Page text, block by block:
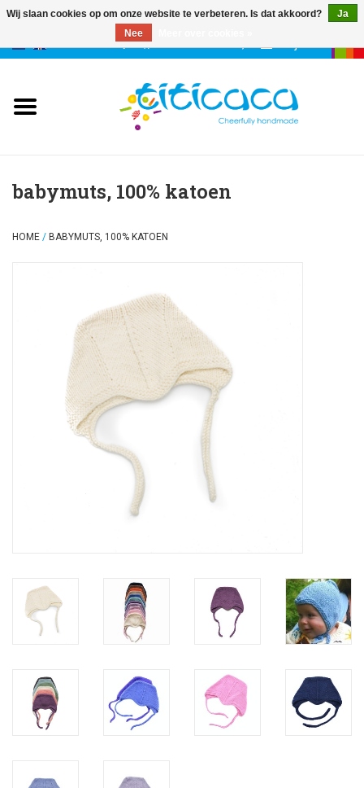
accessoires
babymuts, 100% katoen
HOME / BABYMUTS, 100% KATOEN
Wij slaan cookies op om onze website te verbeteren. Is dat akkoord?
Ja
Nee